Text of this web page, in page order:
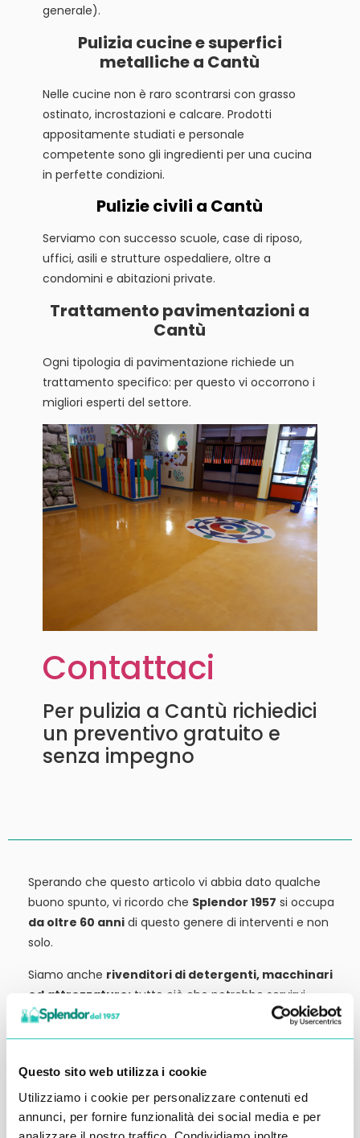
Questo sito web utilizza i cookie
Utilizziamo i cookie per personalizzare contenuti ed
annunci, per fornire funzionalità dei social media e per
generale).
Pulizia cucine e superfici
metalliche a Cantù
Nelle cucine non è raro scontrarsi con grasso
ostinato, incrostazioni e calcare. Prodotti
appositamente studiati e personale
competente sono gli ingredienti per una cucina
in perfette condizioni.
Pulizie civili a Cantù
Serviamo con successo scuole, case di riposo,
uffici, asili e strutture ospedaliere, oltre a
condomini e abitazioni private.
Trattamento pavimentazioni a
Cantù
Ogni tipologia di pavimentazione richiede un
trattamento specifico: per questo vi occorrono i
migliori esperti del settore.
Contattaci
Per pulizia a Cantù richiedici
un preventivo gratuito e
senza impegno
Sperando che questo articolo vi abbia dato qualche
buono spunto, vi ricordo che Splendor 1957 si occupa
da oltre 60 anni di questo genere di interventi e non
solo.
Siamo anche rivenditori di detergenti, macchinari
ed attrezzature: tutto ciò che potrebbe servirvi,
potete trovarlo in vendita presso la nostra sede.
richiedere qualche informazione.
Alessandro Alfonsetti